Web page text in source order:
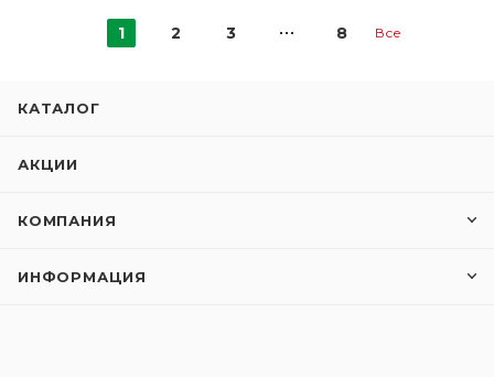
1 2 3 8 Все
КАТАЛОГ
АКЦИИ
КОМПАНИЯ
ИНФОРМАЦИЯ